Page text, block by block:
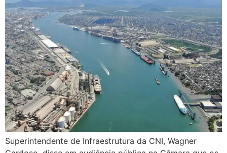
Superintendente de Infraestrutura da CNI, Wagner